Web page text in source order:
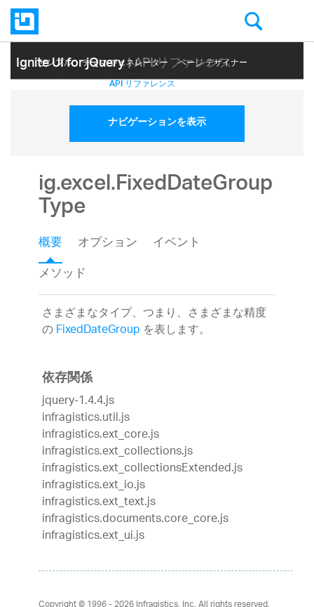
Ignite UI for jQuery| API リファレンス
サンプル テーマ ジェネレーター ページ デザイナー
ヘルプ トピック API リファレンス
ナビゲーションを表示
ig.excel.FixedDateGroup
Type
概要 オプション
イベント
メソッド
さまざまなタイプ、つまり、さまざまな精度
のFixedDateGroup を表します。
依存関係
jquery-1.4.4.js
infragistics.util.js
infragistics.ext_core.js
infragistics.ext_collections.js
infragistics.ext_collectionsExtended.js
infragistics.ext_io.js
infragistics.ext_text.js
infragistics.documents.core_core.js
infragistics.ext_ui.js